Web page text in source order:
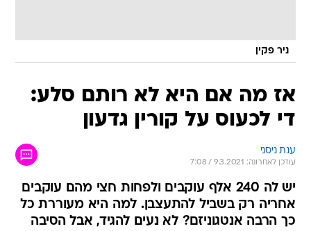
ניר פקין
אז מה אם היא לא רותם סלע:
די לכעוס על קורין גדעון
ענת ניסני
עודכן לאחרונה: 9.3.2021 / 7:08
יש לה 240 אלף עוקבים ולפחות חצי מהם עוקבים
אחריה רק בשביל להתעצבן. למה היא מעוררת כל
כך הרבה אנטגוניזם? לא נעים להגיד, אבל הסיבה